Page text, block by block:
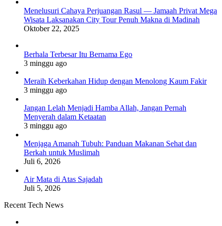
Menelusuri Cahaya Perjuangan Rasul — Jamaah Privat Mega
Wisata Laksanakan City Tour Penuh Makna di Madinah
Oktober 22, 2025
Berhala Terbesar Itu Bernama Ego
3 minggu ago
Meraih Keberkahan Hidup dengan Menolong Kaum Fakir
3 minggu ago
Jangan Lelah Menjadi Hamba Allah, Jangan Pernah
Menyerah dalam Ketaatan
3 minggu ago
Menjaga Amanah Tubuh: Panduan Makanan Sehat dan
Berkah untuk Muslimah
Juli 6, 2026
Air Mata di Atas Sajadah
Juli 5, 2026
Recent Tech News